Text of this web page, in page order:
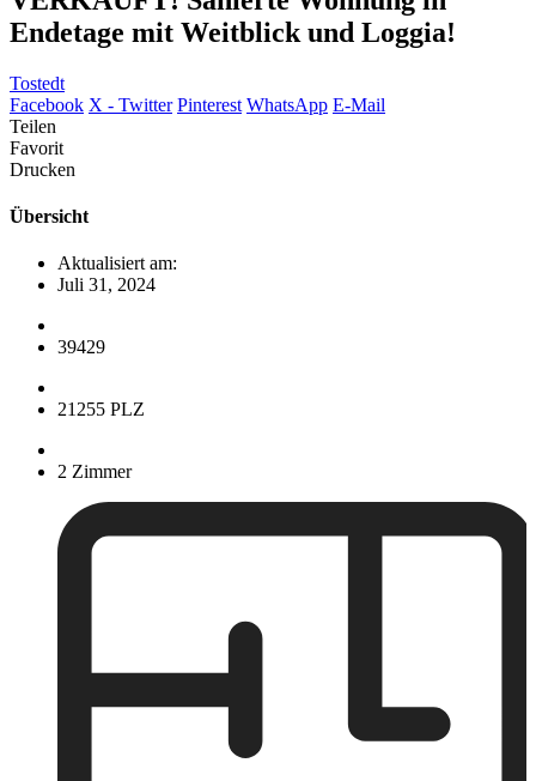
Endetage mit Weitblick und Loggia!
Tostedt
Facebook X - Twitter Pinterest WhatsApp E-Mail
Teilen
Favorit
Drucken
Übersicht
Aktualisiert am:
Juli 31, 2024
39429
21255 PLZ
2 Zimmer